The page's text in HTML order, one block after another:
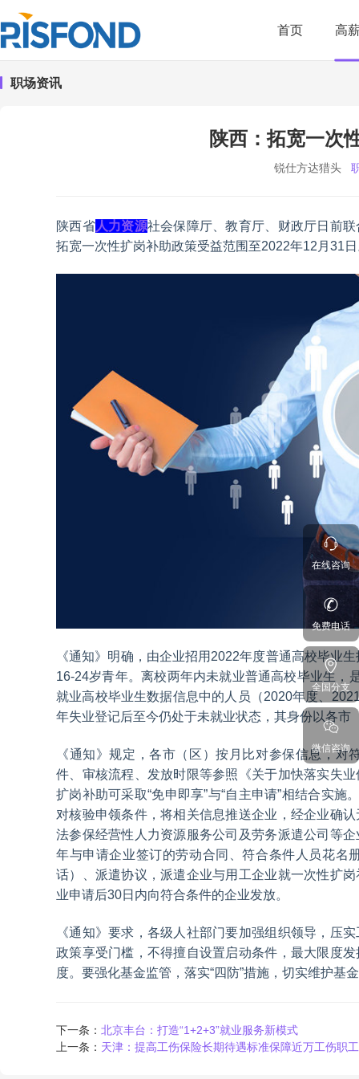
首页 高
职场资讯
陕西：拓宽一次
锐仕方达猎头
陕西省人力资源社会保障厅、教育厅、财政厅日前
拓宽一次性扩岗补助政策受益范围至2022年12月31
《通知》明确，由企业招用2022年度普通高校毕业
16-24岁青年。离校两年内未就业普通高校毕业生
就业高校毕业生数据信息中的人员（2020年度、
年失业登记后至今仍处于未就业状态，其身份以各
《通知》规定，各市（区）按月比对参保信息，
件、审核流程、发放时限等参照《关于加快落实失
扩岗补助可采取“免申即享”与“自主申请”相结合实
对核验申领条件，将相关信息推送企业，经企业确
法参保经营性人力资源服务公司及劳务派遣公司等
年与申请企业签订的劳动合同、符合条件人员花名
话）、派遣协议，派遣企业与用工企业就一次性扩
业申请后30日内向符合条件的企业发放。
《通知》要求，各级人社部门要加强组织领导，压
政策享受门槛，不得擅自设置启动条件，最大限度
度。要强化基金监管，落实“四防”措施，切实维护基
下一条： 北京丰台：打造“1+2+3”就业服务新模式
上一条： 天津：提高工伤保险长期待遇标准保障近万工伤职
在线咨询
免费电话
全国分支
微信咨询